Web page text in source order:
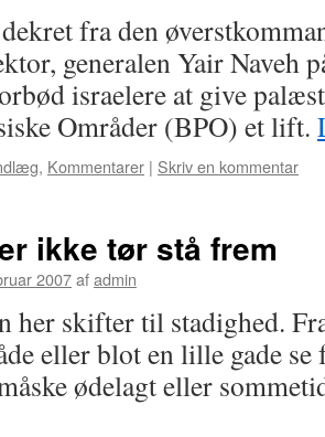
fra den
generalen Yair Naveh
israelere at give
Områder (BPO) et lift.
, Kommentarer | Skriv en kommentar
ikke tør stå frem
2007afadmin
her skifter til stadighed.
eller blot en lille gade
ødelagt eller